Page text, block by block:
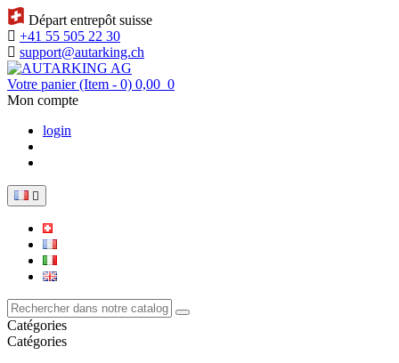
Départ entrepôt suisse
+41 55 505 22 30
support@autarking.ch
Votre panier (Item - 0) 0,00 0
Mon compte
login

Catégories
Catégories